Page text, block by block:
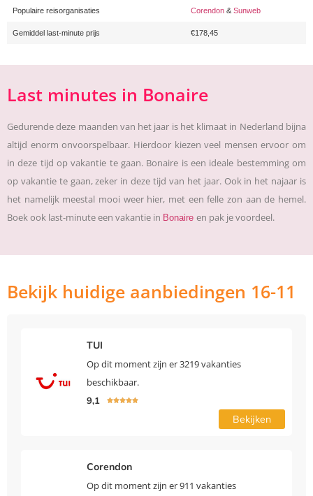
Populaire reisorganisaties Corendon & Sunweb
Gemiddel last-minute prijs €178,45
Last minutes in Bonaire
Gedurende deze maanden van het jaar is het klimaat in Nederland bijna
altijd enorm onvoorspelbaar. Hierdoor kiezen veel mensen ervoor om
in deze tijd op vakantie te gaan. Bonaire is een ideale bestemming om
op vakantie te gaan, zeker in deze tijd van het jaar. Ook in het najaar is
het namelijk meestal mooi weer hier, met een felle zon aan de hemel.
Boek ook last-minute een vakantie in Bonaire en pak je voordeel.
Bekijk huidige aanbiedingen 16-11
TUI
Op dit moment zijn er 3219 vakanties
beschikbaar.
9,1 
Bekijken
Corendon
Op dit moment zijn er 911 vakanties